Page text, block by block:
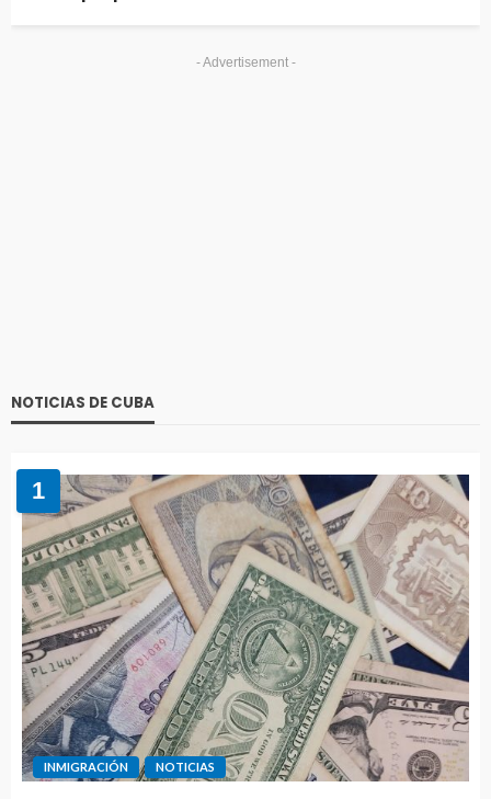
- Advertisement -
NOTICIAS DE CUBA
1
INMIGRACIÓN NOTICIAS